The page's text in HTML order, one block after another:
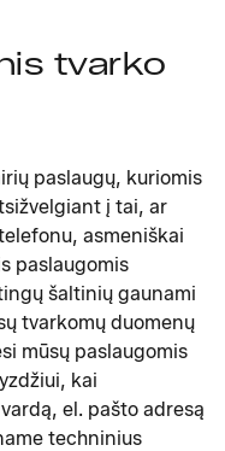
tvarko
paslaugų, kuriomis
į tai, ar
asmeniškai
paslaugomis
šaltinių gaunami
tvarkomų duomenų
mūsų paslaugomis
kai
el. pašto adresą
techninius